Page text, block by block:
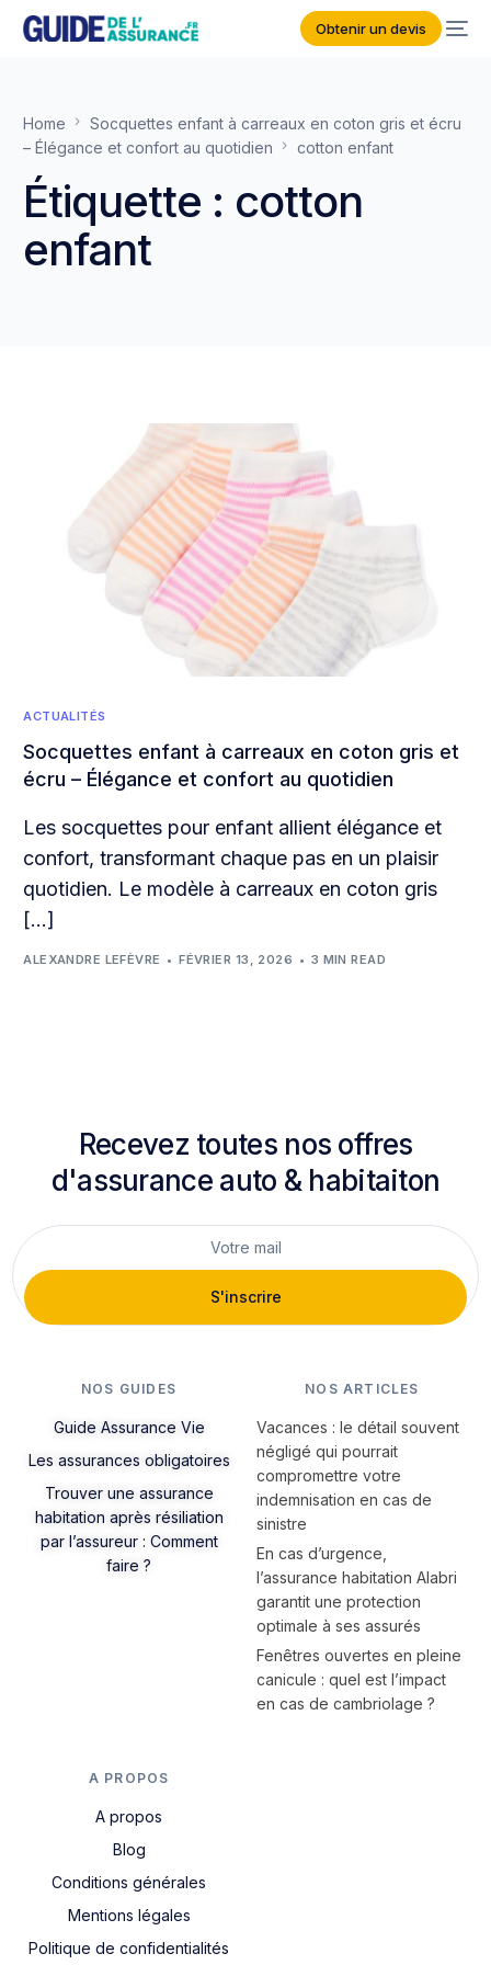
Obtenir un devis
Home
Socquettes enfant à carreaux en coton gris et écru
– Élégance et confort au quotidien
cotton enfant
Étiquette : cotton
enfant
ACTUALITÉS
Socquettes enfant à carreaux en coton gris et
écru – Élégance et confort au quotidien
Les socquettes pour enfant allient élégance et
confort, transformant chaque pas en un plaisir
quotidien. Le modèle à carreaux en coton gris
[…]
ALEXANDRE LEFÈVRE FÉVRIER 13, 2026 3 MIN READ
Recevez toutes nos offres
d'assurance auto & habitaiton
S'inscrire
NOS GUIDES
Guide Assurance Vie
Les assurances obligatoires
Trouver une assurance
habitation après résiliation
par l’assureur : Comment
faire ?
NOS ARTICLES
Vacances : le détail souvent
négligé qui pourrait
compromettre votre
indemnisation en cas de
sinistre
En cas d’urgence,
l’assurance habitation Alabri
garantit une protection
optimale à ses assurés
Fenêtres ouvertes en pleine
canicule : quel est l’impact
en cas de cambriolage ?
A PROPOS
A propos
Blog
Conditions générales
Mentions légales
Politique de confidentialités